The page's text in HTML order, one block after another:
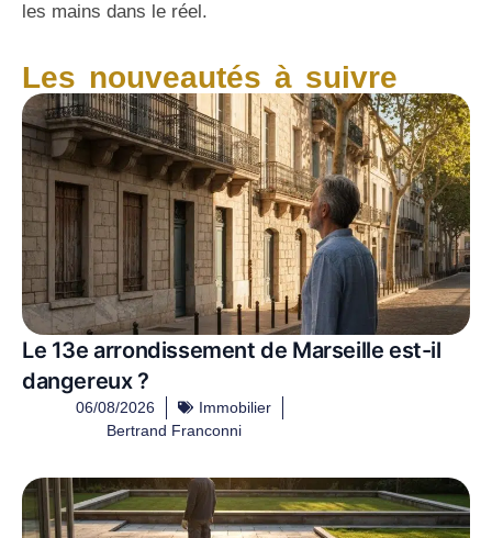
les mains dans le réel.
Les nouveautés à suivre
Le 13e arrondissement de Marseille est-il
dangereux ?
06/08/2026
Immobilier
Bertrand Franconni